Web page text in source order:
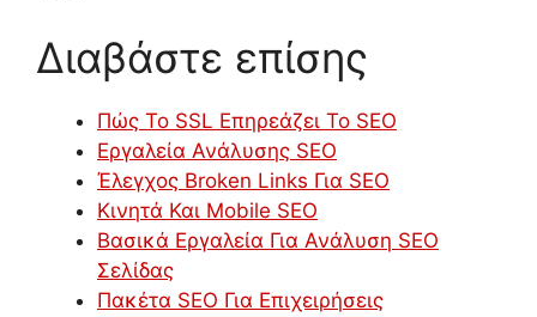
Διαβάστε επίσης
Πώς Το SSL Επηρεάζει Το SEO
Εργαλεία Ανάλυσης SEO
Έλεγχος Broken Links Για SEO
Κινητά Και Mobile SEO
Βασικά Εργαλεία Για Ανάλυση SEO
Σελίδας
Πακέτα SEO Για Επιχειρήσεις